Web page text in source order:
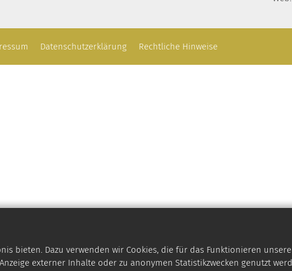
bieten. Dazu verwenden wir Cookies, die für das Funktionieren
externer Inhalte oder zu anonymen Statistikzwecken genutzt
Datenschutzerklärung Rechtliche Hinweise